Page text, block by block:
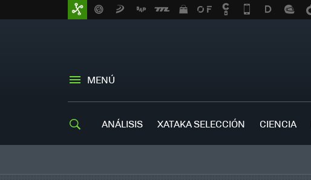
MENÚ
ANÁLISIS XATAKA SELECCIÓN CIENCIA